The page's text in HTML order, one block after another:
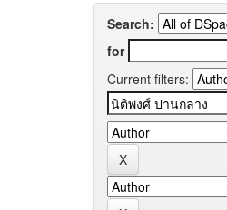
Search:
for
Current filters: